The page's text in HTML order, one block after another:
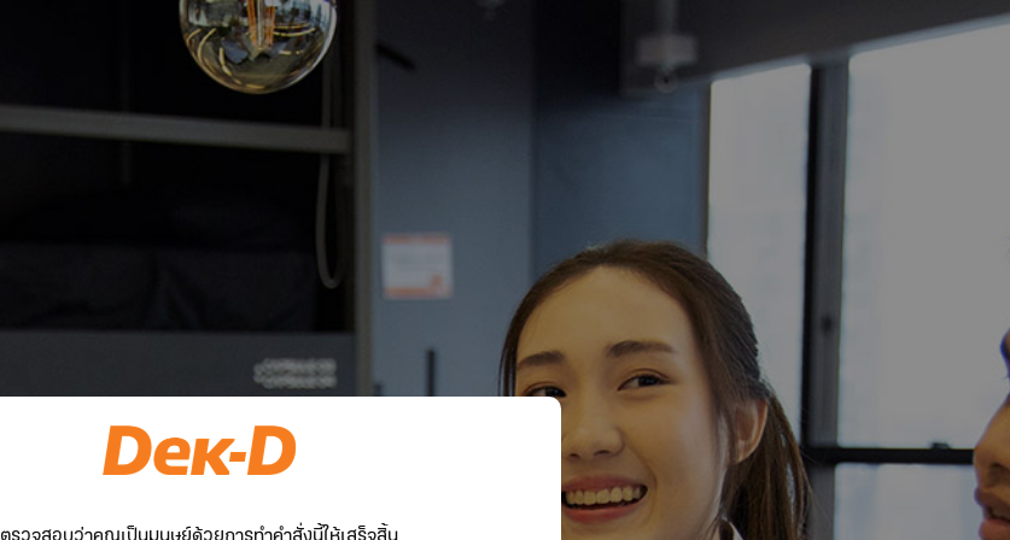
ตรวจสอบว่าคุณเป็นมนุษย์ด้วยการทำคำสั่งนี้ให้เสร็จสิ้น